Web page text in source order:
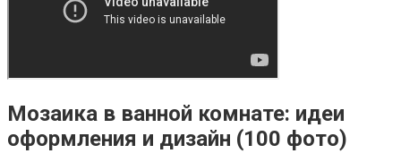
Мозаика в ванной комнате: идеи
оформления и дизайн (100 фото)